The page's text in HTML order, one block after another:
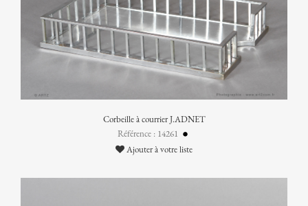
Corbeille à courrier J.ADNET
Référence : 14261
Ajouter à votre liste